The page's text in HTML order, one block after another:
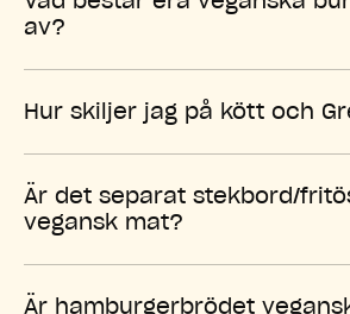
av?
Hur skiljer jag på kött och
Är det separat stekbord/
vegansk mat?
Är hamburgerbrödet